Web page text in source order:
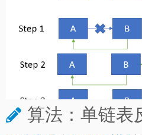
算法：单链表